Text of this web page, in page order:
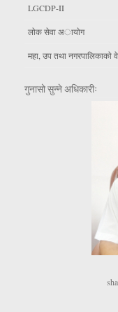
LGCDP-II
लाेक सेवा अायाेग
महा, उप तथा नगरपालिकाकाे
गुनासो सुन्ने अधिकारीः